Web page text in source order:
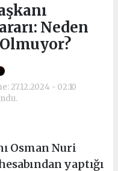
Neden
27.12.2024 - 02:10
Osman Nuri
yaptığı